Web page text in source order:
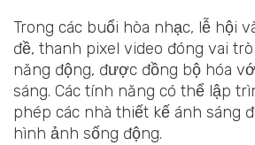
Trong các buổi hòa nhạc, lễ hội
đề, thanh pixel video đóng vai
năng động, được đồng bộ hóa
sáng. Các tính năng có thể lập
phép các nhà thiết kế ánh sáng
hình ảnh sống động.